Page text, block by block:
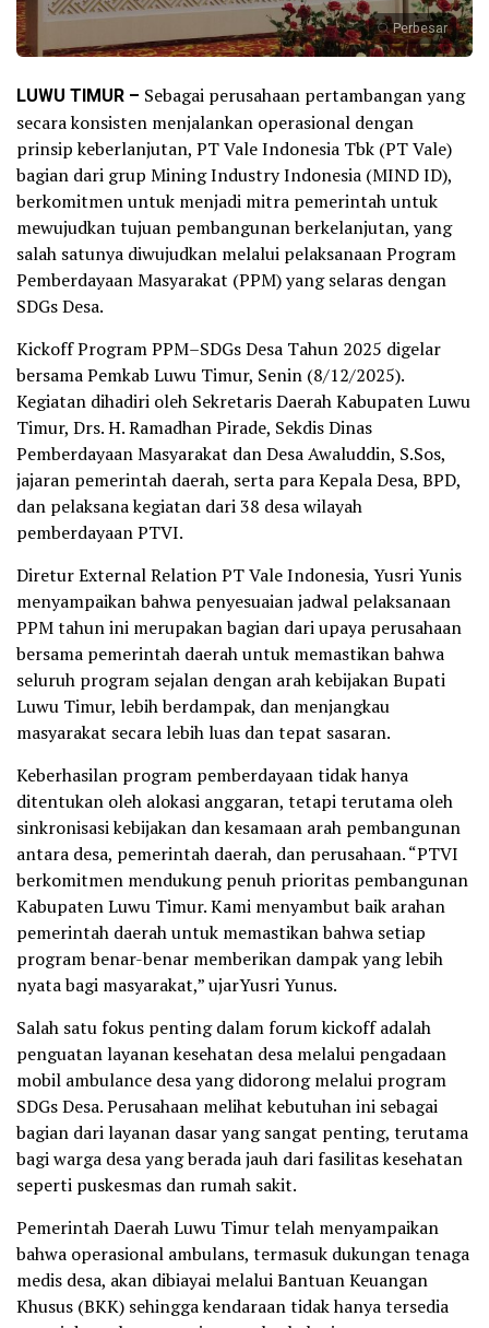
Perbesar
LUWU TIMUR – Sebagai perusahaan pertambangan yang
secara konsisten menjalankan operasional dengan
prinsip keberlanjutan, PT Vale Indonesia Tbk (PT Vale)
bagian dari grup Mining Industry Indonesia (MIND ID),
berkomitmen untuk menjadi mitra pemerintah untuk
mewujudkan tujuan pembangunan berkelanjutan, yang
salah satunya diwujudkan melalui pelaksanaan Program
Pemberdayaan Masyarakat (PPM) yang selaras dengan
SDGs Desa.
Kickoff Program PPM–SDGs Desa Tahun 2025 digelar
bersama Pemkab Luwu Timur, Senin (8/12/2025).
Kegiatan dihadiri oleh Sekretaris Daerah Kabupaten Luwu
Timur, Drs. H. Ramadhan Pirade, Sekdis Dinas
Pemberdayaan Masyarakat dan Desa Awaluddin, S.Sos,
jajaran pemerintah daerah, serta para Kepala Desa, BPD,
dan pelaksana kegiatan dari 38 desa wilayah
pemberdayaan PTVI.
Diretur External Relation PT Vale Indonesia, Yusri Yunis
menyampaikan bahwa penyesuaian jadwal pelaksanaan
PPM tahun ini merupakan bagian dari upaya perusahaan
bersama pemerintah daerah untuk memastikan bahwa
seluruh program sejalan dengan arah kebijakan Bupati
Luwu Timur, lebih berdampak, dan menjangkau
masyarakat secara lebih luas dan tepat sasaran.
Keberhasilan program pemberdayaan tidak hanya
ditentukan oleh alokasi anggaran, tetapi terutama oleh
sinkronisasi kebijakan dan kesamaan arah pembangunan
antara desa, pemerintah daerah, dan perusahaan. “PTVI
berkomitmen mendukung penuh prioritas pembangunan
Kabupaten Luwu Timur. Kami menyambut baik arahan
pemerintah daerah untuk memastikan bahwa setiap
program benar-benar memberikan dampak yang lebih
nyata bagi masyarakat,” ujarYusri Yunus.
Salah satu fokus penting dalam forum kickoff adalah
penguatan layanan kesehatan desa melalui pengadaan
mobil ambulance desa yang didorong melalui program
SDGs Desa. Perusahaan melihat kebutuhan ini sebagai
bagian dari layanan dasar yang sangat penting, terutama
bagi warga desa yang berada jauh dari fasilitas kesehatan
seperti puskesmas dan rumah sakit.
Pemerintah Daerah Luwu Timur telah menyampaikan
bahwa operasional ambulans, termasuk dukungan tenaga
medis desa, akan dibiayai melalui Bantuan Keuangan
Khusus (BKK) sehingga kendaraan tidak hanya tersedia